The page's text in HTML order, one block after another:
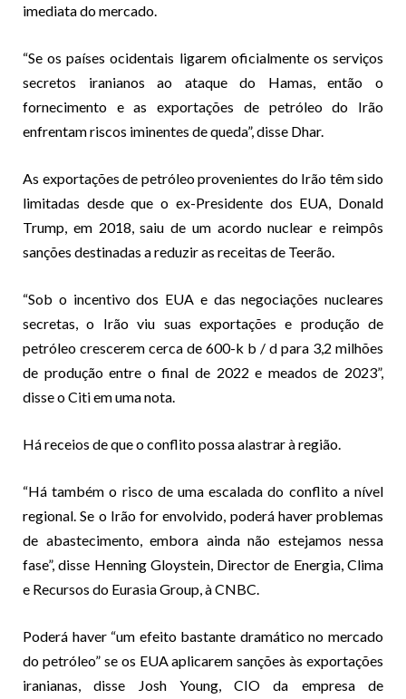
imediata do mercado.
“Se os países ocidentais ligarem oficialmente os serviços
secretos iranianos ao ataque do Hamas, então o
fornecimento e as exportações de petróleo do Irão
enfrentam riscos iminentes de queda”, disse Dhar.
As exportações de petróleo provenientes do Irão têm sido
limitadas desde que o ex-Presidente dos EUA, Donald
Trump, em 2018, saiu de um acordo nuclear e reimpôs
sanções destinadas a reduzir as receitas de Teerão.
“Sob o incentivo dos EUA e das negociações nucleares
secretas, o Irão viu suas exportações e produção de
petróleo crescerem cerca de 600-k b / d para 3,2 milhões
de produção entre o final de 2022 e meados de 2023”,
disse o Citi em uma nota.
Há receios de que o conflito possa alastrar à região.
“Há também o risco de uma escalada do conflito a nível
regional. Se o Irão for envolvido, poderá haver problemas
de abastecimento, embora ainda não estejamos nessa
fase”, disse Henning Gloystein, Director de Energia, Clima
e Recursos do Eurasia Group, à CNBC.
Poderá haver “um efeito bastante dramático no mercado
do petróleo” se os EUA aplicarem sanções às exportações
iranianas, disse Josh Young, CIO da empresa de